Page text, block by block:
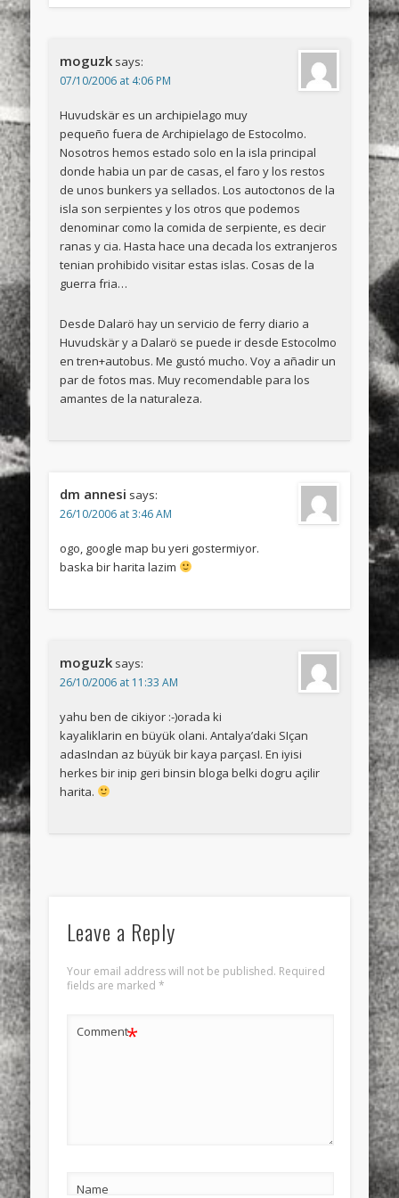
moguzk says:
07/10/2006 at 4:06 PM
Huvudskär es un archipielago muy
pequeño fuera de Archipielago de Estocolmo.
Nosotros hemos estado solo en la isla principal
donde habia un par de casas, el faro y los restos
de unos bunkers ya sellados. Los autoctonos de la
isla son serpientes y los otros que podemos
denominar como la comida de serpiente, es decir
ranas y cia. Hasta hace una decada los extranjeros
tenian prohibido visitar estas islas. Cosas de la
guerra fria…
Desde Dalarö hay un servicio de ferry diario a
Huvudskär y a Dalarö se puede ir desde Estocolmo
en tren+autobus. Me gustó mucho. Voy a añadir un
par de fotos mas. Muy recomendable para los
amantes de la naturaleza.
dm annesi says:
26/10/2006 at 3:46 AM
ogo, google map bu yeri gostermiyor.
baska bir harita lazim
moguzk says:
26/10/2006 at 11:33 AM
yahu ben de cikiyor :-)orada ki
kayaliklarin en büyük olani. Antalya’daki SIçan
adasIndan az büyük bir kaya parçasI. En iyisi
herkes bir inip geri binsin bloga belki dogru açilir
harita.
Leave a Reply
Your email address will not be published. Required
fields are marked *
Comment*
Name